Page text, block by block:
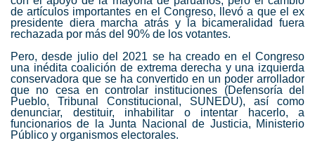
de artículos importantes en el Congreso, llevó a que el ex
presidente diera marcha atrás y la bicameralidad fuera
rechazada por más del 90% de los votantes.
Pero, desde julio del 2021 se ha creado en el Congreso
una inédita coalición de extrema derecha y una izquierda
conservadora que se ha convertido en un poder arrollador
que no cesa en controlar instituciones (Defensoría del
Pueblo, Tribunal Constitucional, SUNEDU), así como
denunciar, destituir, inhabilitar o intentar hacerlo, a
funcionarios de la Junta Nacional de Justicia, Ministerio
Público y organismos electorales.